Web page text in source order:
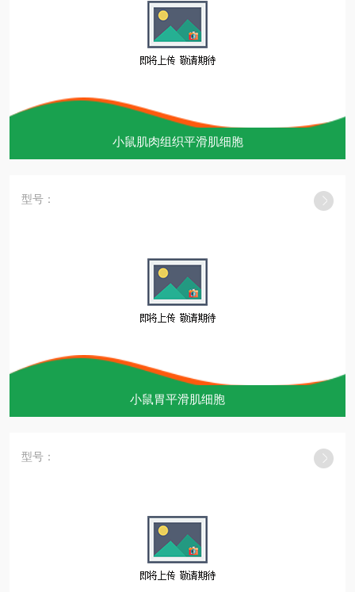
小鼠肌肉组织平滑肌细胞
型号：
小鼠胃平滑肌细胞
型号：